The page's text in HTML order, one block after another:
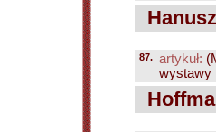
87. artykuł:
wystawy